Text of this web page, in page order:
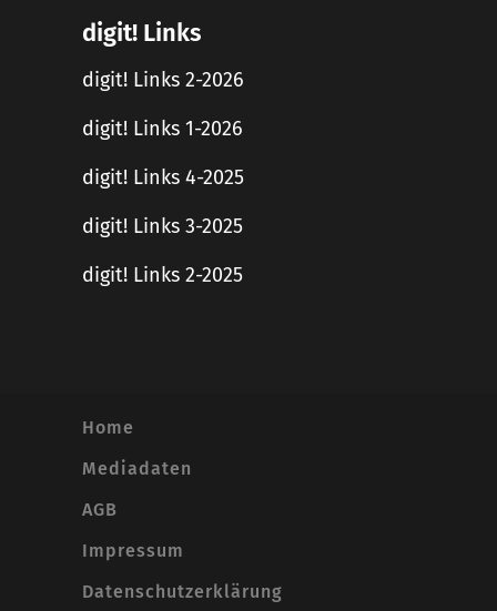
digit! Links
digit! Links 2-2026
digit! Links 1-2026
digit! Links 4-2025
digit! Links 3-2025
digit! Links 2-2025
Home
Mediadaten
AGB
Impressum
Datenschutzerklärung